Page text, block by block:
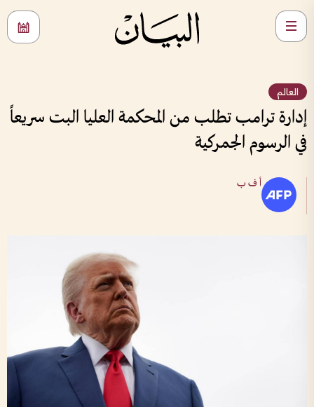
العالم
إدارة ترامب تطلب من المحكمة العليا البت سريعاً
في الرسوم الجمركية
أ ف ب